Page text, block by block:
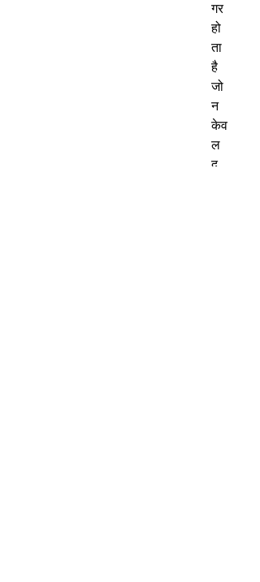
गर
हो
ता
है
जो
न
केव
ल
दु